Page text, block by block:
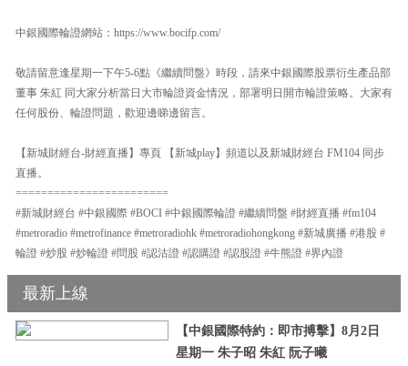
中銀國際輪證網站：https://www.bocifp.com/
敬請留意逢星期一下午5-6點《繼續問盤》時段，請來中銀國際股票衍生產品部
董事 朱紅 同大家分析當日大市輪證資金情況，部署明日開市輪證策略。大家有
任何股份、輪證問題，歡迎邊睇邊留言。
【新城財經台-財經直播】專頁 【新城play】頻道以及新城財經台 FM104 同步
直播。
========================
#新城財經台 #中銀國際 #BOCI #中銀國際輪證 #繼續問盤 #財經直播 #fm104
#metroradio #metrofinance #metroradiohk #metroradiohongkong #新城廣播 #港股 #
輪證 #炒股 #炒輪證 #問股 #認沽證 #認購證 #認股證 #牛熊證 #界內證
最新上線
【中銀國際特約：即市搏擊】8月2日
星期一 朱子昭 朱紅 阮子曦